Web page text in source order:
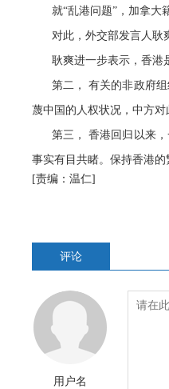
就“乱港问题”，加拿大
对此，外交部发言人耿
耿爽进一步表示，香港
第二， 有关的非政府
蔑中国的人权状况，中方对
第三， 香港回归以来
事实有目共睹。保持香港
[责编：温仁]
评论
用户名